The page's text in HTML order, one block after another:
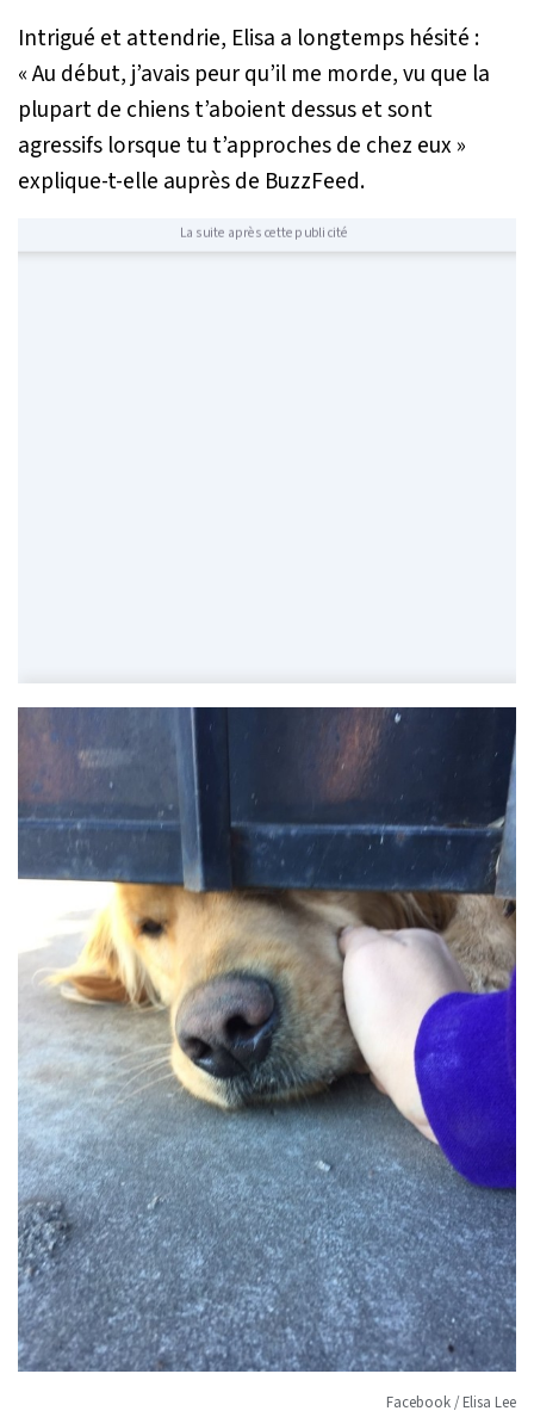
Intrigué et attendrie, Elisa a longtemps hésité :
« Au début, j’avais peur qu’il me morde, vu que la
plupart de chiens t’aboient dessus et sont
agressifs lorsque tu t’approches de chez eux »
explique-t-elle auprès de BuzzFeed.
La suite après cette publicité
Facebook / Elisa Lee